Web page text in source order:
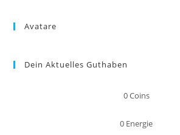
Avatare
Dein Aktuelles Guthaben
0Coins
0 Energie